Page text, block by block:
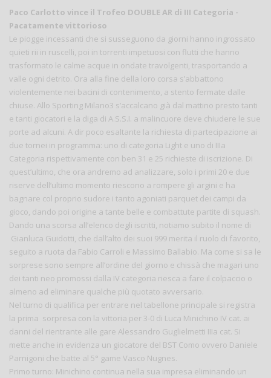
Paco Carlotto vince il Trofeo DOUBLE AR di III Categoria -
Pacatamente vittorioso
Le piogge incessanti che si susseguono da giorni hanno ingrossato
quieti rii in ruscelli, poi in torrenti impetuosi con flutti che hanno
trasformato le calme acque in ondate travolgenti, trasportando a
valle ogni detrito. Ora alla fine della loro corsa s’abbattono
violentemente nei bacini di contenimento, a stento fermate dalle
chiuse. Allo Sporting Milano3 s’accalcano già dal mattino presto tanti
e tanti giocatori e la diga di A.S.S.I. a malincuore deve chiudere le sue
porte ad alcuni. A dir poco esaltante la richiesta di partecipazione ai
due tornei in programma: uno di categoria Light e uno di IIIa
Categoria rispettivamente con ben 31 e 25 richieste di iscrizione. Di
quest’ultimo, che ora andremo ad analizzare, solo i primi 20 e due
riserve dell’ultimo momento riescono a rompere gli argini e ha
bagnare col proprio sudore i tanto agoniati parquet dei campi da
gioco, dando poi origine a tante belle e combattute partite di squash.
Dando una scorsa all’elenco degli iscritti, notiamo subito il nome di
Gianluca Guidotti, che dall’alto dei suoi 999 merita il ruolo di favorito,
seguito a ruota da Fabio Carroli e Massimo Ballabio. Ma come si sa le
sorprese sono sempre all’ordine del giorno e chissà che magari uno
dei tanti neo promossi dalla IV categoria riesca a fare il colpaccio o
almeno ad eliminare qualche più quotato avversario.
Nel turno di qualifica per entrare nel tabellone principale si registra
la prima sorpresa con la vittoria per 3-0 di Luca Minichino IV cat. ai
danni del rientrante alle gare Alessandro Guglielmetti IIIa cat. Si
mette anche in evidenza un giocatore del BST Como ovvero Daniele
Parnigoni che batte al 5° game Vasco Nugnes.
Primo turno: Minichino continua nella sua impresa eliminando un